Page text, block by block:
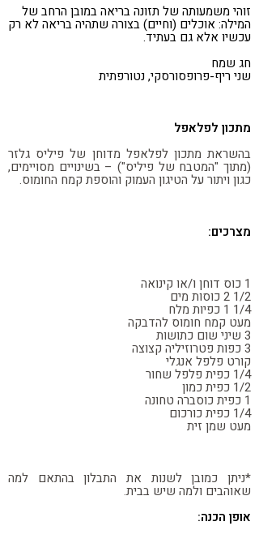
זוהי משמעותה של תזונה בריאה במובן הרחב של
המילה: אוכלים (וחיים) בצורה שתהיה בריאה לא רק
עכשיו אלא גם בעתיד.
חג שמח
שני ריף-פרופסורסקי, נטורפתית
מתכון לפלאפל
בהשראת מתכון לפלאפל מדוחן של פיליס גלזר
(מתוך "המטבח של פיליס") – בשינויים מסויימים,
כגון ויתור על הטיגון העמוק והוספת קמח החומוס.
מצרכים:
1 כוס דוחן ו/או קינואה
1/2 2 כוסות מים
1/4 1 כפיות מלח
מעט קמח חומוס להדבקה
3 שיני שום כתושות
3 כפות פטרוזיליה קצוצה
קורט פלפל אנגלי
1/4 כפית פלפל שחור
1/2 כפית כמון
1 כפית כוסברה טחונה
1/4 כפית כורכום
מעט שמן זית
*ניתן כמובן לשנות את התבלון בהתאם למה
שאוהבים ולמה שיש בבית.
אופן הכנה: